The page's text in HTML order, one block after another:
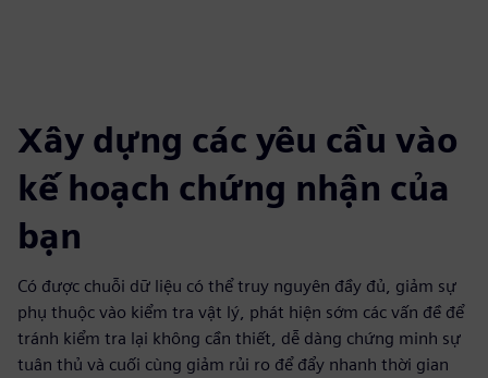
Xây dựng các yêu cầu vào
kế hoạch chứng nhận của
bạn
Có được chuỗi dữ liệu có thể truy nguyên đầy đủ, giảm sự
phụ thuộc vào kiểm tra vật lý, phát hiện sớm các vấn đề để
tránh kiểm tra lại không cần thiết, dễ dàng chứng minh sự
tuân thủ và cuối cùng giảm rủi ro để đẩy nhanh thời gian